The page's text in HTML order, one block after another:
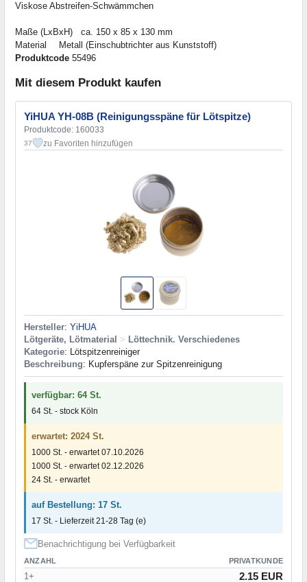
Viskose Abstreifen-Schwämmchen
Maße (LxBxH)
ca. 150 x 85 x 130 mm
Material
Metall (Einschubtrichter aus Kunststoff)
Produktcode 55496
Mit diesem Produkt kaufen
YiHUA YH-08B (Reinigungsspäne für Lötspitze)
Produktcode: 160033
37 zu Favoriten hinzufügen
Hersteller: YiHUA
Lötgeräte, Lötmaterial > Löttechnik. Verschiedenes
Kategorie: Lötspitzenreiniger
Beschreibung: Kupferspäne zur Spitzenreinigung
verfügbar: 64 St.
64 St. - stock Köln
erwartet: 2024 St.
1000 St. - erwartet 07.10.2026
1000 St. - erwartet 02.12.2026
24 St. - erwartet
auf Bestellung: 17 St.
17 St. - Lieferzeit 21-28 Tag (e)
Benachrichtigung bei Verfügbarkeit
ANZAHL PRIVATKUNDE
1+ 2.15 EUR